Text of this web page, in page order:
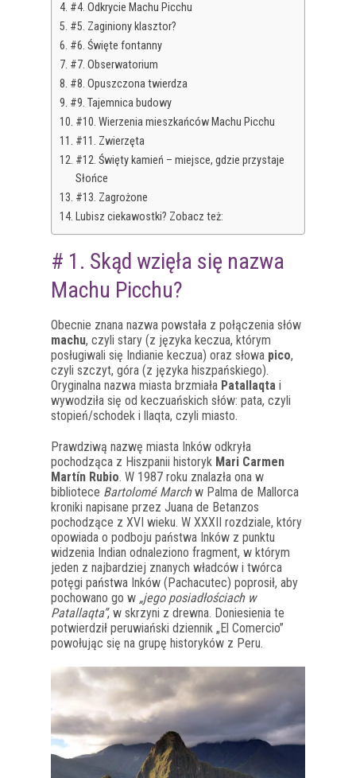
#4. Odkrycie Machu Picchu
#5. Zaginiony klasztor?
#6. Święte fontanny
#7. Obserwatorium
#8. Opuszczona twierdza
#9. Tajemnica budowy
#10. Wierzenia mieszkańców Machu Picchu
#11. Zwierzęta
#12. Święty kamień – miejsce, gdzie przystaje
Słońce
#13. Zagrożone
Lubisz ciekawostki? Zobacz też:
# 1. Skąd wzięła się nazwa
Machu Picchu?
Obecnie znana nazwa powstała z połączenia słów
machu, czyli stary (z języka keczua, którym
posługiwali się Indianie keczua) oraz słowa pico,
czyli szczyt, góra (z języka hiszpańskiego).
Oryginalna nazwa miasta brzmiała Patallaqta i
wywodziła się od keczuańskich słów: pata, czyli
stopień/schodek i llaqta, czyli miasto.
Prawdziwą nazwę miasta Inków odkryła
pochodząca z Hiszpanii historyk Mari Carmen
Martín Rubio. W 1987 roku znalazła ona w
bibliotece Bartolomé Marchw Palma de Mallorca
kroniki napisane przez Juana de Betanzos
pochodzące z XVI wieku. W XXXII rozdziale, który
opowiada o podboju państwa Inków z punktu
widzenia Indian odnaleziono fragment, w którym
jeden z najbardziej znanych władców i twórca
potęgi państwa Inków (Pachacutec) poprosił, aby
pochowano go w „jego posiadłościach w
Patallaqta”, w skrzyni z drewna. Doniesienia te
potwierdził peruwiański dziennik „El Comercio”
powołując się na grupę historyków z Peru.